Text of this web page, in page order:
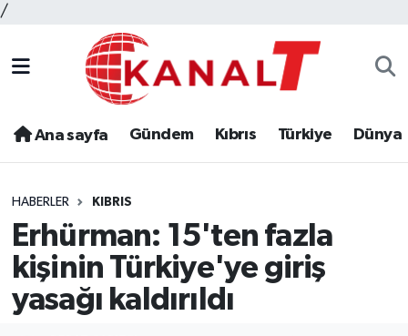
/
Ana sayfa Gündem Kıbrıs Türkiye Dünya
HABERLER KIBRIS
Erhürman: 15'ten fazla
kişinin Türkiye'ye giriş
yasağı kaldırıldı